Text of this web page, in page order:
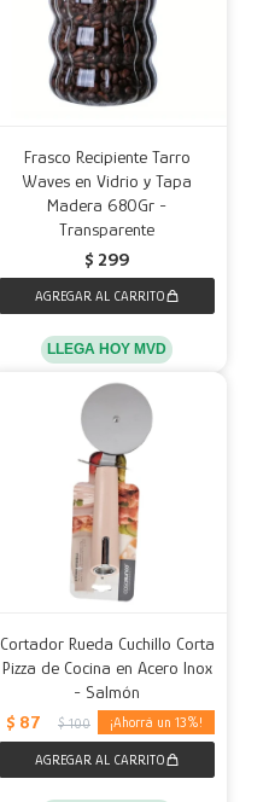
Frasco Recipiente Tarro
Waves en Vidrio y Tapa
Madera 680Gr -
Transparente
$ 299
LLEGA HOY MVD
Cortador Rueda Cuchillo Corta
Pizza de Cocina en Acero Inox
- Salmón
$ 87 $ 100 13